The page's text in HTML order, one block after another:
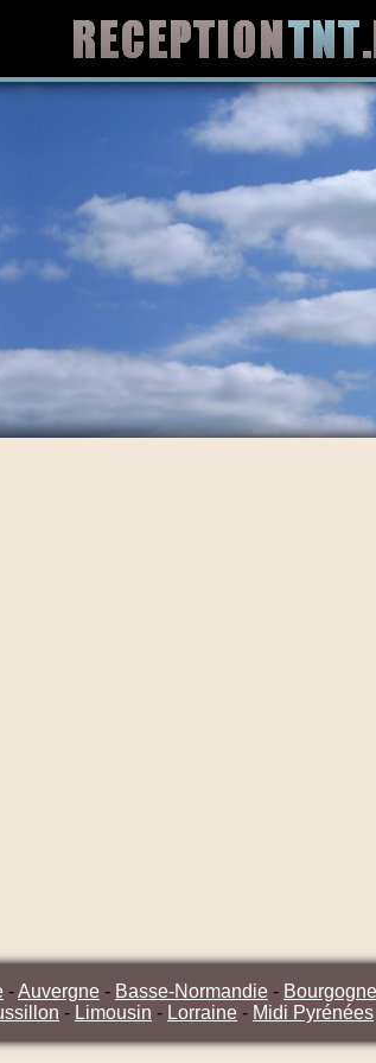
-Auvergne - Basse-Normandie - Bourgogne
- Limousin - Lorraine - Midi Pyrénées